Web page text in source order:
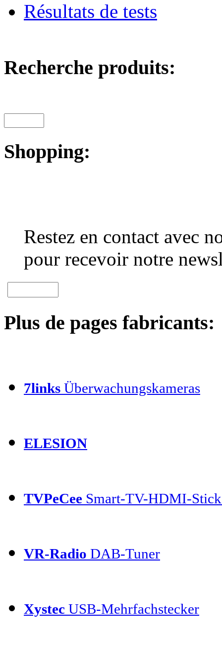
Résultats de tests
Recherche produits:
Shopping:
Restez en contact avec
pour recevoir notre
Plus de pages fabricants:
7links Überwachungskameras
ELESION
TVPeCee Smart-TV-HDMI-
VR-Radio DAB-Tuner
Xystec USB-Mehrfachstecker